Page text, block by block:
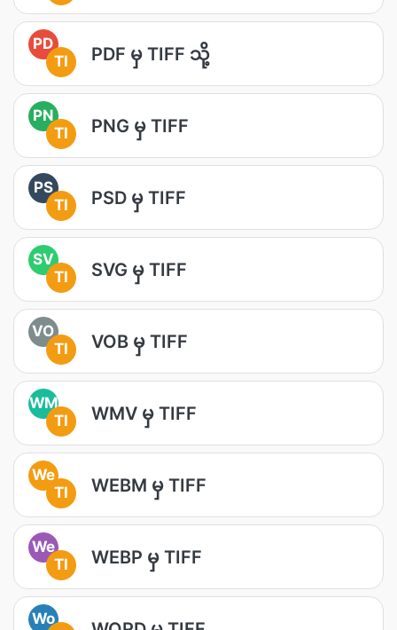
PD
TI
PDF မှ TIFF သို့
PN
TI
PNG မှ TIFF
PS
TI
PSD မှ TIFF
SV
TI
SVG မှ TIFF
VO
TI
VOB မှ TIFF
WM
TI
WMV မှ TIFF
We
TI
WEBM မှ TIFF
We
TI
WEBP မှ TIFF
Wo